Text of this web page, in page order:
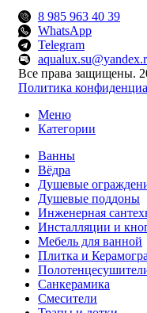
8 985 963 40 39
WhatsApp
Telegram
Все права защищены.
Политика
Меню
Категории
Ванны
Вёдра
Душевые
Душевые поддоны
Инженерная
Инсталляции и
Мебель для ванной
Плитка и
Санкерамика
Смесители